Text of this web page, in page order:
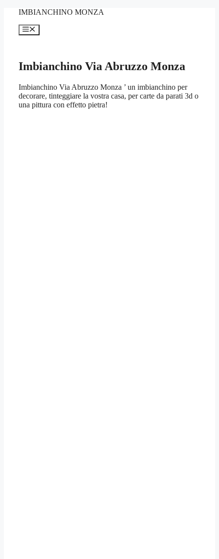
contenuto
IMBIANCHINO MONZA
Menu
Imbianchino Via Abruzzo Monza
Imbianchino Via Abruzzo Monza ’ un imbianchino per
decorare, tinteggiare la vostra casa, per carte da parati 3d o
una pittura con effetto pietra!